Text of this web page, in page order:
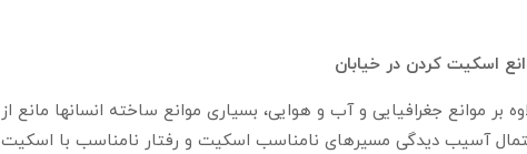
اسکیت کردن در خیابان
بر موانع جغرافیایی و آب و هوایی، بسیاری موانع ساخته انسانها
آسیب دیدگی مسیرهای نامناسب اسکیت و رفتار نامناسب با اسکیت